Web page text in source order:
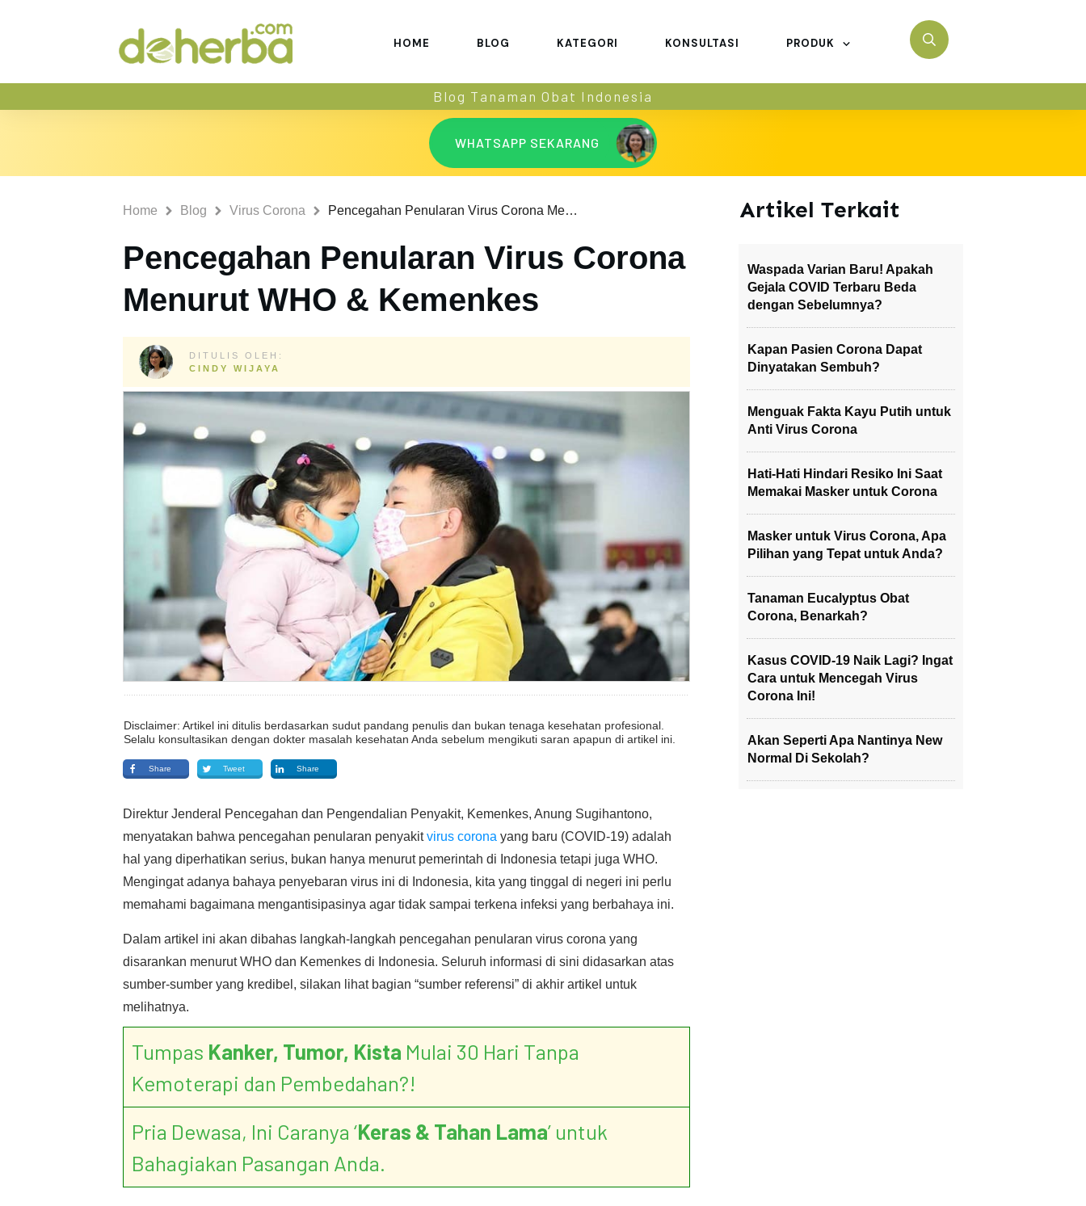
HOME BLOG KATEGORI KONSULTASI PRODUK
Blog Tanaman Obat Indonesia
WHATSAPP SEKARANG
Home Blog Virus Corona Pencegahan Penularan Virus Corona Menurut WHO & Kemenkes
Pencegahan Penularan Virus Corona
Menurut WHO & Kemenkes
DITULIS OLEH:
CINDY WIJAYA
Disclaimer: Artikel ini ditulis berdasarkan sudut pandang penulis dan bukan tenaga kesehatan profesional.
Selalu konsultasikan dengan dokter masalah kesehatan Anda sebelum mengikuti saran apapun di artikel ini.
Share Tweet Share
Direktur Jenderal Pencegahan dan Pengendalian Penyakit, Kemenkes, Anung Sugihantono,
menyatakan bahwa pencegahan penularan penyakitvirus corona yang baru (COVID-19) adalah
hal yang diperhatikan serius, bukan hanya menurut pemerintah di Indonesia tetapi juga WHO.
Mengingat adanya bahaya penyebaran virus ini di Indonesia, kita yang tinggal di negeri ini perlu
memahami bagaimana mengantisipasinya agar tidak sampai terkena infeksi yang berbahaya ini.
Dalam artikel ini akan dibahas langkah-langkah pencegahan penularan virus corona yang
disarankan menurut WHO dan Kemenkes di Indonesia. Seluruh informasi di sini didasarkan atas
sumber-sumber yang kredibel, silakan lihat bagian “sumber referensi” di akhir artikel untuk
melihatnya.
Tumpas Kanker, Tumor, Kista Mulai 30 Hari Tanpa
Kemoterapi dan Pembedahan?!
Pria Dewasa, Ini Caranya ‘Keras & Tahan Lama’ untuk
Bahagiakan Pasangan Anda.
Artikel Terkait
Waspada Varian Baru! Apakah
Gejala COVID Terbaru Beda
dengan Sebelumnya?
Kapan Pasien Corona Dapat
Dinyatakan Sembuh?
Menguak Fakta Kayu Putih untuk
Anti Virus Corona
Hati-Hati Hindari Resiko Ini Saat
Memakai Masker untuk Corona
Masker untuk Virus Corona, Apa
Pilihan yang Tepat untuk Anda?
Tanaman Eucalyptus Obat
Corona, Benarkah?
Kasus COVID-19 Naik Lagi? Ingat
Cara untuk Mencegah Virus
Corona Ini!
Akan Seperti Apa Nantinya New
Normal Di Sekolah?